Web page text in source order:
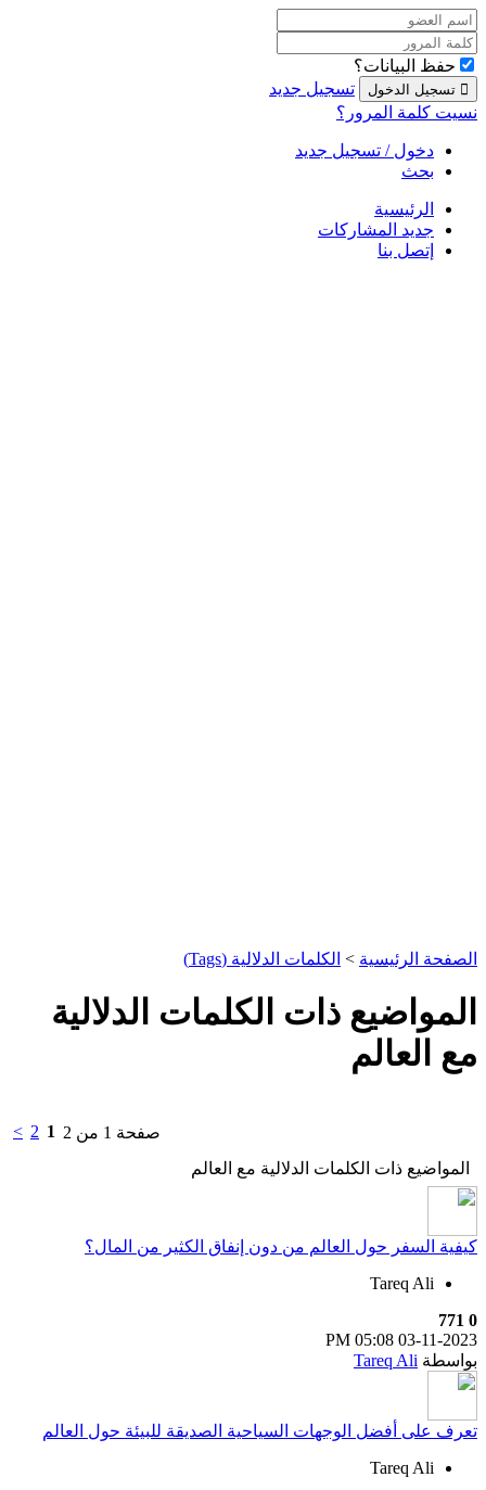
حفظ البيانات؟
تسجيل جديد
نسيت كلمة المرور؟
دخول / تسجيل جديد
بحث
الرئيسية
جديد المشاركات
إتصل بنا
الصفحة الرئيسية > الكلمات الدلالية (Tags)
المواضيع ذات الكلمات الدلالية
مع العالم
صفحة 1 من 2 1
2
>
المواضيع ذات الكلمات الدلالية مع العالم
كيفية السفر حول العالم من دون إنفاق الكثير من المال؟
Tareq Ali
0
771
03-11-2023
05:08 PM
بواسطة Tareq Ali
تعرف على أفضل الوجهات السياحية الصديقة للبيئة حول العالم
Tareq Ali